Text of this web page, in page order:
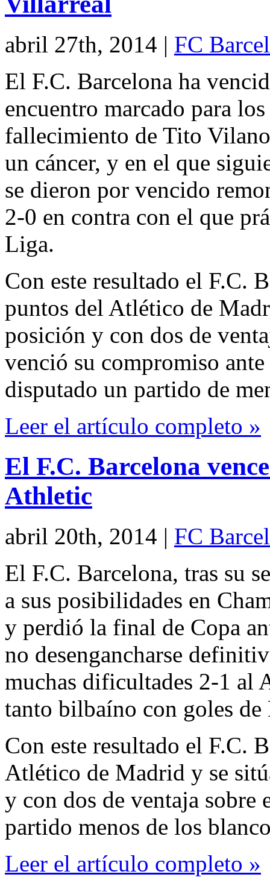
abril 27th, 2014 | FC
El F.C. Barcelona ha
encuentro marcado para
fallecimiento de Tito
un cáncer, y en el que
se dieron por vencido
2-0 en contra con el que
Liga.
Con este resultado el F.C.
puntos del Atlético de
posición y con dos de
venció su compromiso
disputado un partido de
Leer el artículo completo »
El F.C. Barcelona
Athletic
abril 20th, 2014 | FC
El F.C. Barcelona, tras su
a sus posibilidades en
y perdió la final de Copa
no desengancharse
muchas dificultades 2-1 al
tanto bilbaíno con goles
Con este resultado el F.C.
Atlético de Madrid y se
y con dos de ventaja
partido menos de los
Leer el artículo completo »